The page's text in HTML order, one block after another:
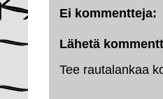
Ei kommentteja:
Lähetä
Tee rautalankaa